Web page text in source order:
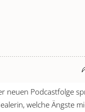
neuen Podcastfolge
welche Ängste